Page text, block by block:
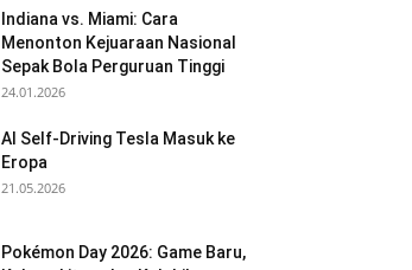
Indiana vs. Miami: Cara
Menonton Kejuaraan Nasional
Sepak Bola Perguruan Tinggi
24.01.2026
AI Self-Driving Tesla Masuk ke
Eropa
21.05.2026
Pokémon Day 2026: Game Baru,